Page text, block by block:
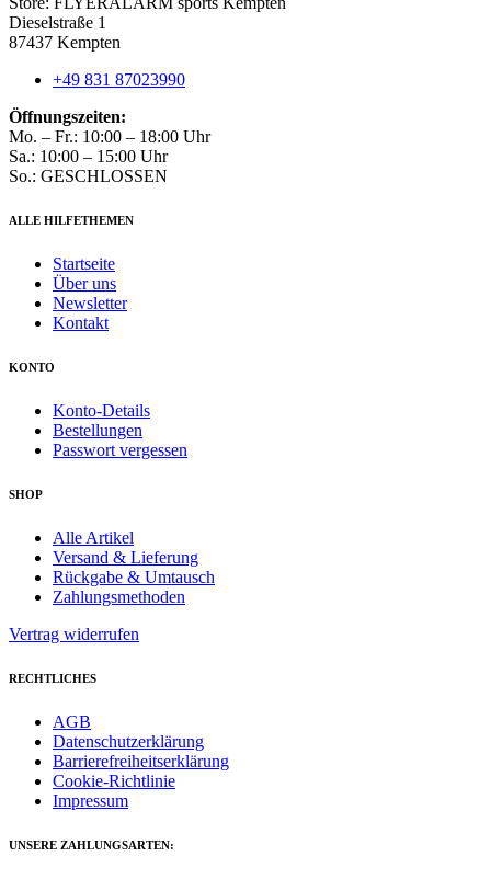
Dieselstraße 1
87437 Kempten
+49 831 87023990
Öffnungszeiten:
Mo. – Fr.: 10:00 – 18:00 Uhr
Sa.: 10:00 – 15:00 Uhr
So.: GESCHLOSSEN
ALLE HILFETHEMEN
Startseite
Über uns
Newsletter
Kontakt
KONTO
Konto-Details
Bestellungen
Passwort vergessen
SHOP
Alle Artikel
Versand & Lieferung
Rückgabe & Umtausch
Zahlungsmethoden
Vertrag widerrufen
RECHTLICHES
AGB
Datenschutzerklärung
Barrierefreiheitserklärung
Cookie-Richtlinie
Impressum
UNSERE ZAHLUNGSARTEN: